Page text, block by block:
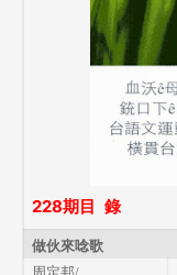
228期目 錄
做伙來唸歌